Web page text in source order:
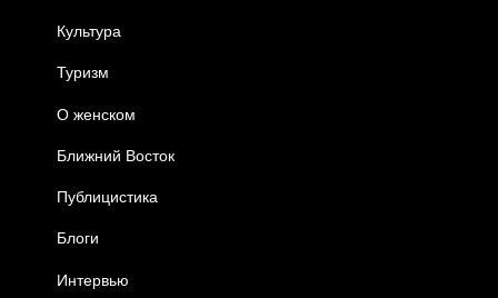
Культура
Туризм
О женском
Ближний Восток
Публицистика
Блоги
Интервью